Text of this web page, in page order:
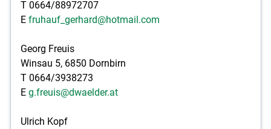
T 0664/88972707
E fruhauf_gerhard@hotmail.com
Georg Freuis
Winsau 5, 6850 Dornbirn
T 0664/3938273
E g.freuis@dwaelder.at
Ulrich Kopf